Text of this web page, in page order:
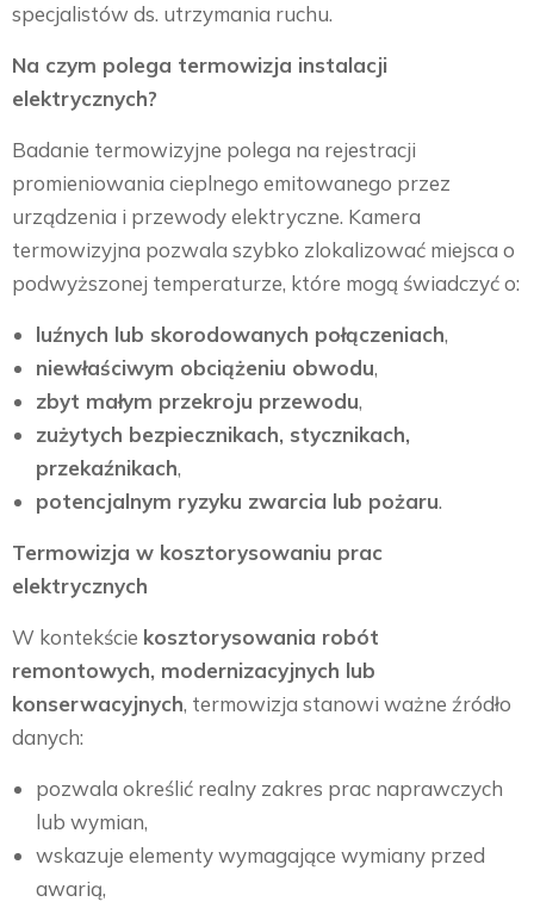
specjalistów ds. utrzymania ruchu.
Na czym polega termowizja instalacji
elektrycznych?
Badanie termowizyjne polega na rejestracji
promieniowania cieplnego emitowanego przez
urządzenia i przewody elektryczne. Kamera
termowizyjna pozwala szybko zlokalizować miejsca o
podwyższonej temperaturze, które mogą świadczyć o:
luźnych lub skorodowanych połączeniach,
niewłaściwym obciążeniu obwodu,
zbyt małym przekroju przewodu,
zużytych bezpiecznikach, stycznikach,
przekaźnikach,
potencjalnym ryzyku zwarcia lub pożaru.
Termowizja w kosztorysowaniu prac
elektrycznych
W kontekście kosztorysowania robót
remontowych, modernizacyjnych lub
konserwacyjnych, termowizja stanowi ważne źródło
danych:
pozwala określić realny zakres prac naprawczych
lub wymian,
wskazuje elementy wymagające wymiany przed
awarią,